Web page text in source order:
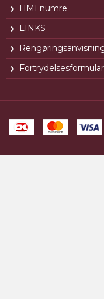
HMI numre
LINKS
Fortrydelsesformular